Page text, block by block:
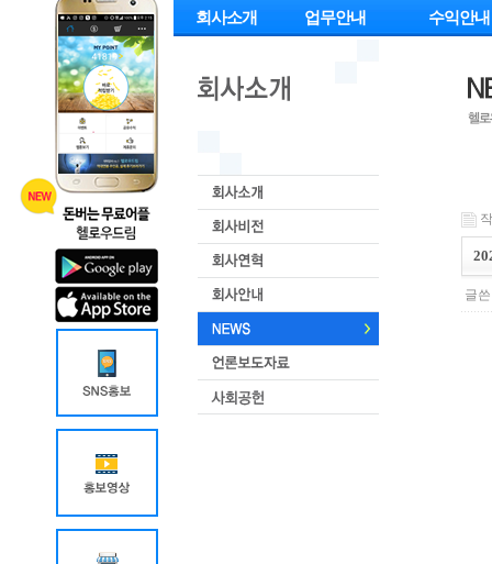
회사소개 업무안내 수익안내
글